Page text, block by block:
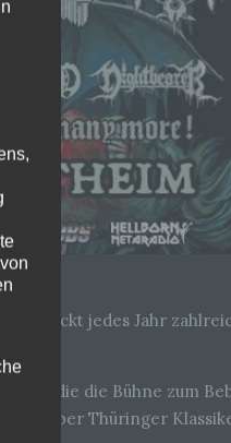
lockt jedes Jahr
die die Bühne zum
Über Thüringer